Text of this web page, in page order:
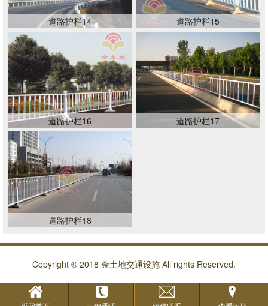
道路护栏14 道路护栏15
道路护栏16 道路护栏17
道路护栏18
Copyright © 2018 金土地交通设施 All rights Reserved.